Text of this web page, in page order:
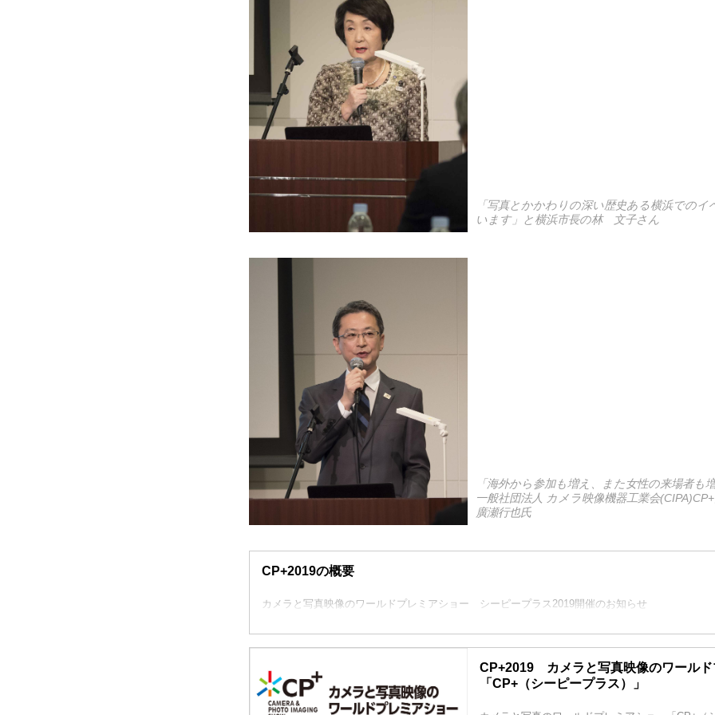
「写真とかかわりの深い歴史ある横浜での
います」と横浜市長の林 文子さん
「海外から参加も増え、また女性の来場者も
一般社団法人 カメラ映像機器工業会
廣瀬行也氏
CP+2019の概要
カメラと写真映像のワールドプレミアショー シーピープラス2019開催のお知らせ
CP+2019 カメラと写真映像のワールド
「CP+（シーピープラス）」